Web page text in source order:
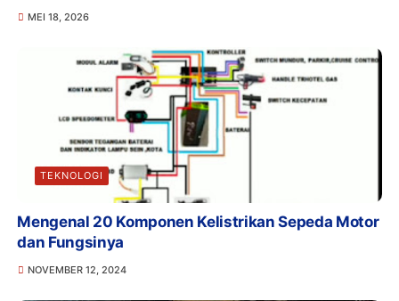
MEI 18, 2026
TEKNOLOGI
Mengenal 20 Komponen Kelistrikan Sepeda Motor
dan Fungsinya
NOVEMBER 12, 2024